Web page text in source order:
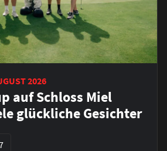
2026
auf Schloss Miel
glückliche Gesichter